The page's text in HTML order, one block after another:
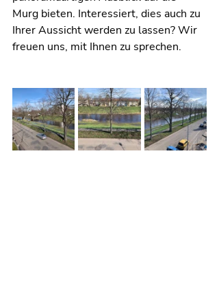
Murg bieten. Interessiert, dies auch zu
Ihrer Aussicht werden zu lassen? Wir
freuen uns, mit Ihnen zu sprechen.